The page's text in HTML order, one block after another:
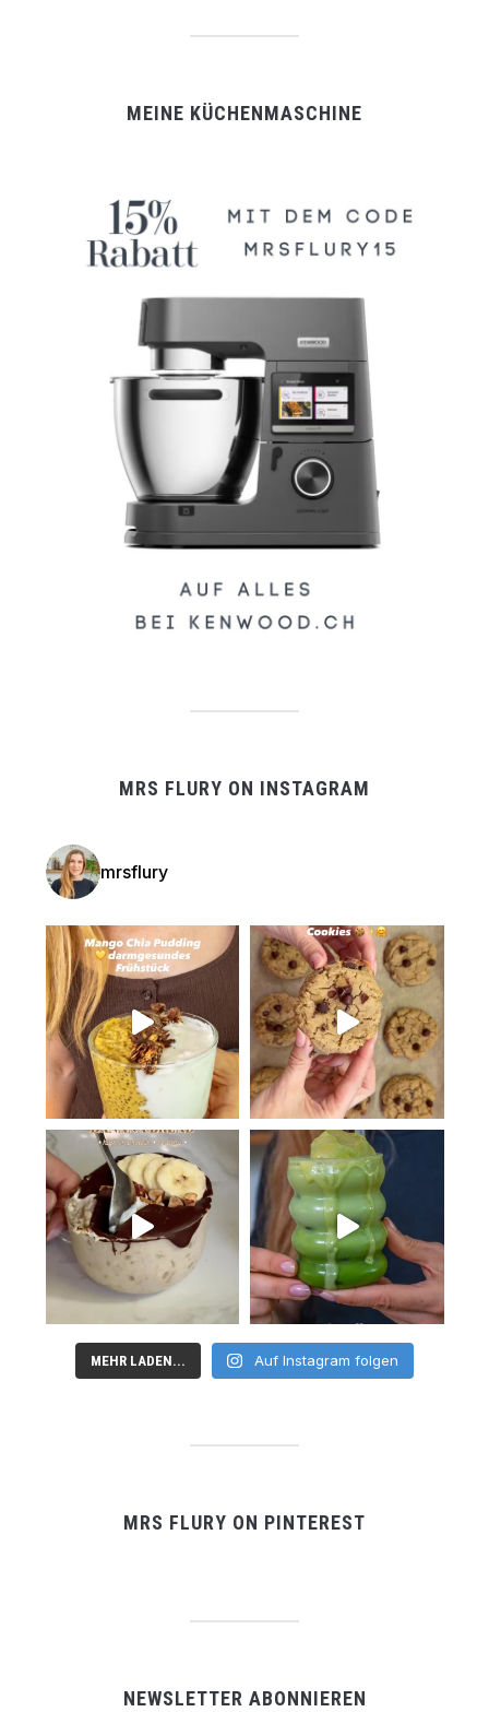
MEINE KÜCHENMASCHINE
MRS FLURY ON INSTAGRAM
mrsflury
MEHR LADEN... Auf Instagram folgen
MRS FLURY ON PINTEREST
NEWSLETTER ABONNIEREN